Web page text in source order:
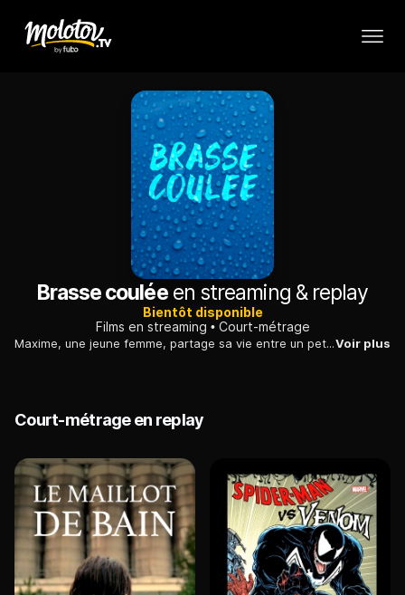
Brasse couléeen streaming & replay
Bientôt disponible
Films en streaming
Court-métrage
Maxime, une jeune femme, partage sa vie entre un petit boulot et la garde de son frère Gauthier, handicapé mental. Elle refuse le placement en institution.Voir plus
Court-métrage en replay